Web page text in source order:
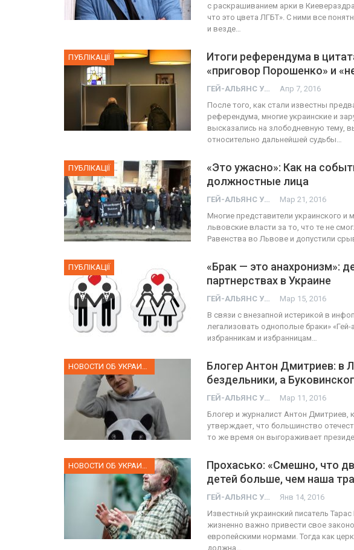
с раскрашиванием арки в
что это цвета ЛГБТ». С ними все
и везде…
ПУБЛІКАЦІЇ
Итоги референдума в
«приговор Порошенко» и
ГЕЙ-АЛЬЯНС УКРАИНА Апр 7, 2016
После того, как стали известны
референдума, многие украинские и
высказались на злободневную тему,
относительно дальнейшей судьбы…
ПУБЛІКАЦІЇ
«Это ужасно»: Как на
должностные лица
ГЕЙ-АЛЬЯНС УКРАИНА Мар 21, 2016
Многие представители украинского
львовские власти за то, что те не
Равенства во Львове и допустили
ПУБЛІКАЦІЇ
«Брак — это анахронизм»:
партнерствах в Украине
ГЕЙ-АЛЬЯНС УКРАИНА Мар 15, 2016
В связи с внезапной истерикой в
легализовать однополые браки»
избранникам и избранницам…
Блогер Антон Дмитриев: в
бездельники, а
ГЕЙ-АЛЬЯНС УКРАИНА Мар 11, 2016
Блогер и журналист Антон Дмитриев,
утверждает, что большинство
то же время он выгораживает
Прохасько: «Смешно, что
детей больше, чем наша
ГЕЙ-АЛЬЯНС УКРАИНА Янв 14, 2016
Известный украинский писатель
жизненно важно привести свое
европейскими нормами. Тогда как
должна…